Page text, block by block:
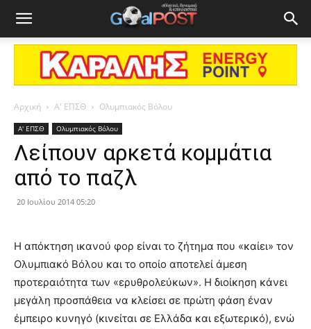
Αρχική Α' ΕΠΣΘ Ολυμπιακός Βόλου
Α' ΕΠΣΘ Ολυμπιακός Βόλου
Λείπουν αρκετά κομμάτια
από το παζλ
20 Ιουλίου 2014 05:20
Η απόκτηση ικανού φορ είναι το ζήτημα που «καίει» τον
Ολυμπιακό Βόλου και το οποίο αποτελεί άμεση
προτεραιότητα των «ερυθρολεύκων». Η διοίκηση κάνει
μεγάλη προσπάθεια να κλείσει σε πρώτη φάση έναν
έμπειρο κυνηγό (κινείται σε Ελλάδα και εξωτερικό), ενώ